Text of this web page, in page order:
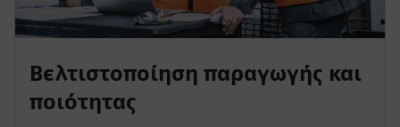
Βελτιστοποίηση παραγωγής και
ποιότητας